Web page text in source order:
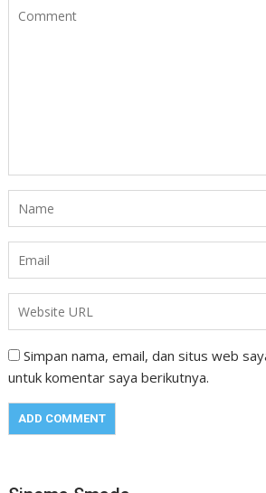
Simpan nama, email, dan situs web
untuk komentar saya berikutnya.